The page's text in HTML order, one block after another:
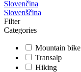
Slovenčina
Slovenščina
Filter
Categories
Mountain bike
Transalp
Hiking